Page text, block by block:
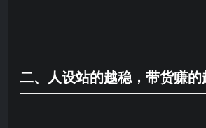
二、人设站的越稳，带货赚的